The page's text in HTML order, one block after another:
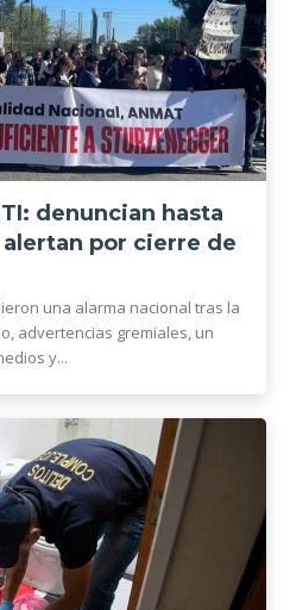
denuncian hasta
por cierre de
una alarma nacional tras la
advertencias gremiales, un
y...